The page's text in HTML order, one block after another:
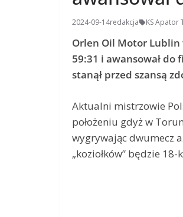
2024-09-14redakcja KS Apator
Orlen Oil Motor Lublin
59:31 i awansował do
stanął przed szansą
Aktualni mistrzowie
położeniu gdyż w
wygrywając dwumecz
„koziołków” będzie